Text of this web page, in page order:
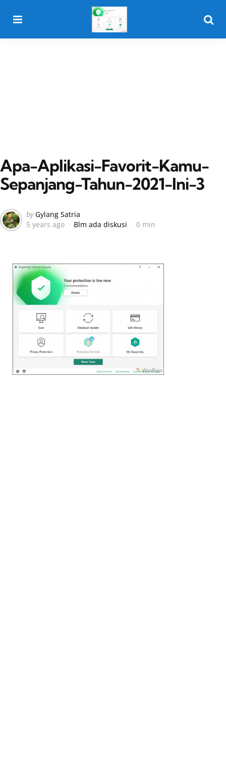
Apa-Aplikasi-Favorit-Kamu-
Sepanjang-Tahun-2021-Ini-3
Posted
by
by Gylang Satria
5 years ago
Blm ada diskusi 0 min